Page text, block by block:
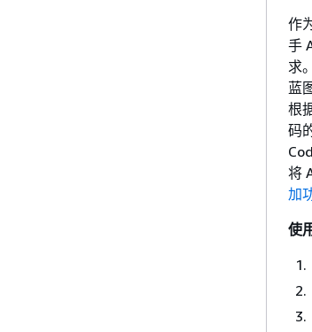
作
手
求
蓝
根
码
将
加
使